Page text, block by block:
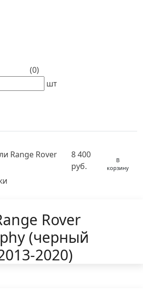
(0)
шт
Range Rover
8 400
руб.
В
корзину
Rover
(черный
2020)